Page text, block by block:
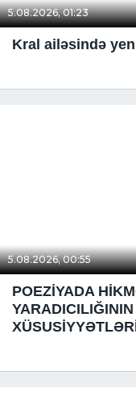
5.08.2026, 01:23
Kral ailəsində
5.08.2026, 00:55
POEZİYADA